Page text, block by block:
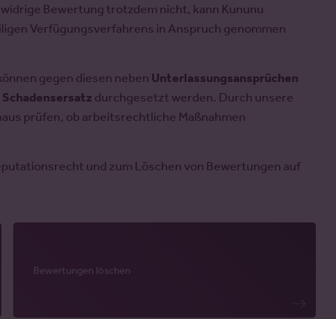
Bewertung trotzdem nicht, kann Kununu
Verfügungsverfahrens in Anspruch genommen
gegen diesen neben Unterlassungsansprüchen
Schadensersatz durchgesetzt werden. Durch unsere
prüfen, ob arbeitsrechtliche Maßnahmen
und zum Löschen von Bewertungen auf
Bewertungen löschen